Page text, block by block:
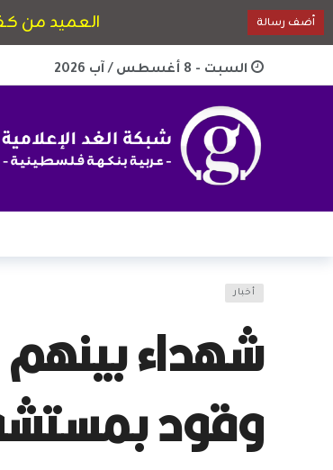
السبت - 8 أغسطس / آب 2026
أخبار
شهداء
وقود